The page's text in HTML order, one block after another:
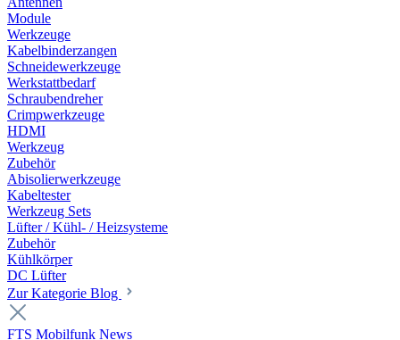
Module
Werkzeuge
Kabelbinderzangen
Schneidewerkzeuge
Werkstattbedarf
Schraubendreher
Crimpwerkzeuge
HDMI
Werkzeug
Zubehör
Abisolierwerkzeuge
Kabeltester
Werkzeug Sets
Lüfter / Kühl- / Heizsysteme
Zubehör
Kühlkörper
DC Lüfter
Zur Kategorie Blog
FTS Mobilfunk News